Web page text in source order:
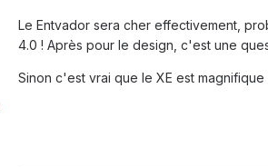
Le Entvador sera cher effectivement,
4.0 ! Après pour le design, c'est une
Sinon c'est vrai que le XE est magnifique